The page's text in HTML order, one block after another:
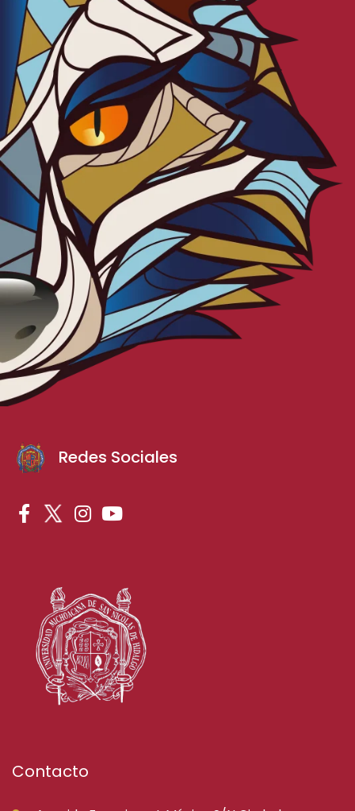
Redes Sociales
Contacto